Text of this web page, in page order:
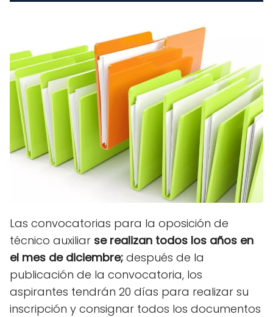
Las convocatorias para la oposición de
técnico auxiliar se realizan todos los años en
el mes de diciembre; después de la
publicación de la convocatoria, los
aspirantes tendrán 20 días para realizar su
inscripción y consignar todos los documentos